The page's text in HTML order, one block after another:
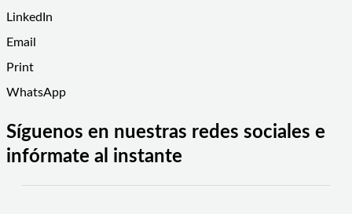
LinkedIn
Email
Print
WhatsApp
Síguenos en nuestras redes sociales e
infórmate al instante